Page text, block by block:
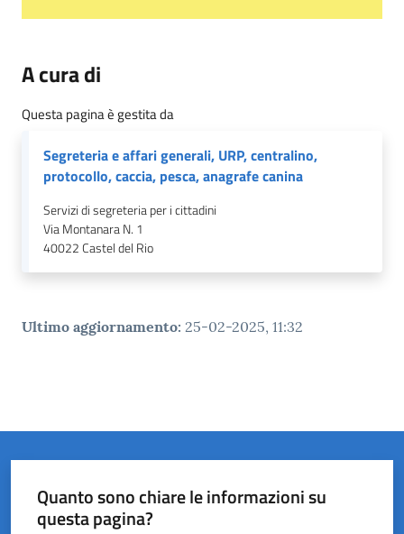
A cura di
Questa pagina è gestita da
Segreteria e affari generali, URP, centralino,
protocollo, caccia, pesca, anagrafe canina
Servizi di segreteria per i cittadini
Via Montanara N. 1
40022Castel del Rio
Ultimo aggiornamento: 25-02-2025, 11:32
Quanto sono chiare le informazioni su
questa pagina?